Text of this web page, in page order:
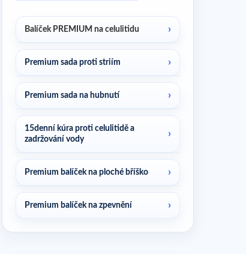
Balíček PREMIUM na celulitidu
Premium sada proti striím
Premium sada na hubnutí
15denní kúra proti celulitidě a
zadržování vody
Premium balíček na ploché bříško
Premium balíček na zpevnění